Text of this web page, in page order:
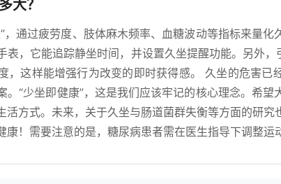
大？
，通过疲劳度、肢体麻木频率、血糖波动等指标来量化
表，它能追踪静坐时间，并设置久坐提醒功能。另外，
，这样能增强行为改变的即时获得感。 久坐的危害已
。“少坐即健康”，这是我们应该牢记的核心理念。希望
活方式。未来，关于久坐与肠道菌群失衡等方面的研究
！需要注意的是，糖尿病患者需在医生指导下调整运